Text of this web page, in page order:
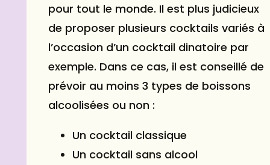
pour tout le monde. Il est plus judicieux
de proposer plusieurs cocktails variés à
l’occasion d’un cocktail dinatoire par
exemple. Dans ce cas, il est conseillé de
prévoir au moins 3 types de boissons
alcoolisées ou non :
Un cocktail classique
Un cocktail sans alcool